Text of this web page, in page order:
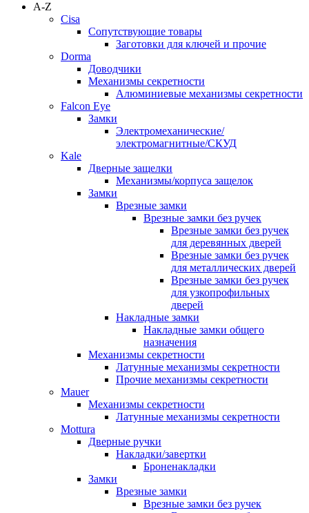
A-Z
Cisa
Сопутствующие товары
Заготовки для ключей и прочие
Dorma
Доводчики
Механизмы секретности
Алюминиевые механизмы секретности
Falcon Eye
Замки
Электромеханические/
электромагнитные/СКУД
Kale
Дверные защелки
Механизмы/корпуса защелок
Замки
Врезные замки
Врезные замки без ручек
Врезные замки без ручек
для деревянных дверей
Врезные замки без ручек
для металлических дверей
Врезные замки без ручек
для узкопрофильных
дверей
Накладные замки
Накладные замки общего
назначения
Механизмы секретности
Латунные механизмы секретности
Прочие механизмы секретности
Mauer
Механизмы секретности
Латунные механизмы секретности
Mottura
Дверные ручки
Накладки/завертки
Броненакладки
Замки
Врезные замки
Врезные замки без ручек